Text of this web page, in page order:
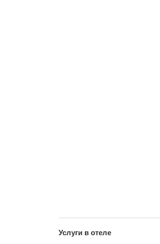
Услуги в отеле